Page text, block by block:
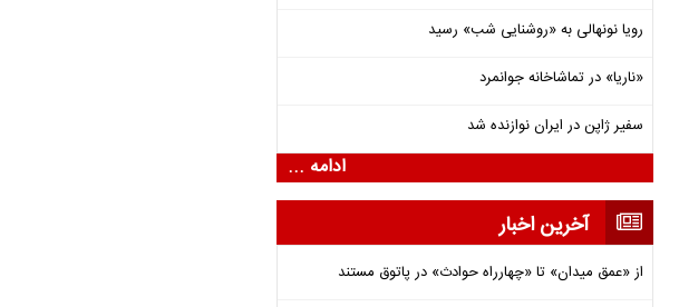
رویا نونهالی به «روشنایی شب» رسید
«ناریا» در تماشاخانه جوانمرد
سفیر ژاپن در ایران نوازنده شد
ادامه ...
آخرین اخبار
از «عمق میدان» تا «چهارراه حوادث» در پاتوق مستند